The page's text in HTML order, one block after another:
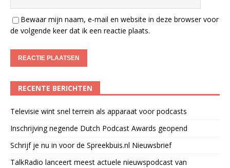
Bewaar mijn naam, e-mail en website in deze browser voor
de volgende keer dat ik een reactie plaats.
RECENTE BERICHTEN
Televisie wint snel terrein als apparaat voor podcasts
Inschrijving negende Dutch Podcast Awards geopend
Schrijf je nu in voor de Spreekbuis.nl Nieuwsbrief
TalkRadio lanceert meest actuele nieuwspodcast van